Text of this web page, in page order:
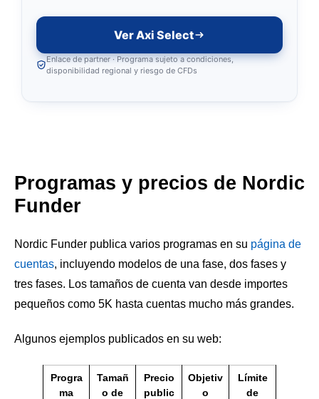
Ver Axi Select
Enlace de partner · Programa sujeto a condiciones,
disponibilidad regional y riesgo de CFDs
Programas y precios de Nordic
Funder
Nordic Funder publica varios programas en su página de
cuentas, incluyendo modelos de una fase, dos fases y
tres fases. Los tamaños de cuenta van desde importes
pequeños como 5K hasta cuentas mucho más grandes.
Algunos ejemplos publicados en su web:
Progra
ma
Tamañ
o de
Precio
public
Objetiv
o
Límite
de